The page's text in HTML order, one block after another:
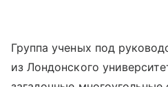
Группа ученых под
из Лондонского